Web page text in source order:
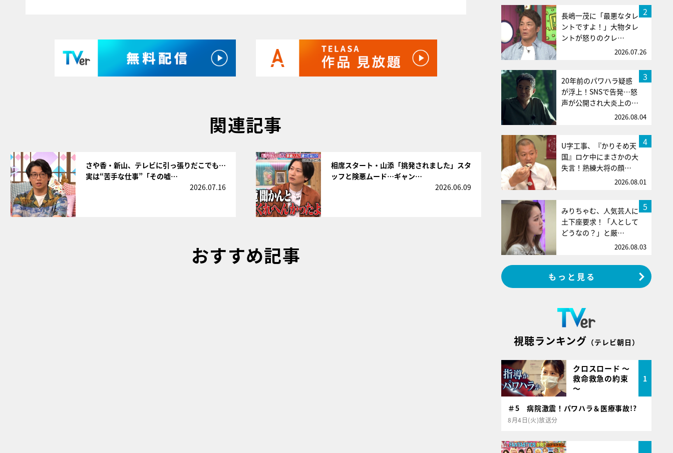
関連記事
さや香・新山、テレビに引っ張りだこでも…
実は“苦手な仕事”「その嘘…
2026.07.16
相席スタート・山添「挑発されました」スタ
ッフと険悪ムード…ギャン…
2026.06.09
おすすめ記事
2
長嶋一茂に「最悪なタレ
ントですよ！」大物タレ
ントが怒りのクレ…
2026.07.26
3
20年前のパワハラ疑惑
が浮上！SNSで告発…怒
声が公開され大炎上の…
2026.08.04
4
U字工事、『かりそめ天
国』ロケ中にまさかの大
失言！熟練大将の顔…
2026.08.01
5
みりちゃむ、人気芸人に
土下座要求！「人として
どうなの？」と厳…
2026.08.03
もっと見る
視聴ランキング （テレビ朝日）
クロスロード ～
救命救急の約束
～
1
＃5 病院激震！パワハラ＆医療事故!?
8月4日(火)放送分